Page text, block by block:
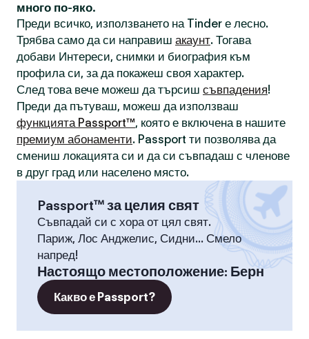
много по-яко.
Преди всичко, използването на Tinder е лесно.
Трябва само да си направиш акаунт. Тогава
добави Интереси, снимки и биография към
профила си, за да покажеш своя характер.
След това вече можеш да търсиш съвпадения!
Преди да пътуваш, можеш да използваш
функцията Passport™, която е включена в нашите
премиум абонаменти. Passport ти позволява да
смениш локацията си и да си съвпадаш с членове
в друг град или населено място.
Passport™ за целия свят
Съвпадай си с хора от цял свят.
Париж, Лос Анджелис, Сидни... Смело
напред!
Настоящо местоположение: Берн
Какво е Passport?